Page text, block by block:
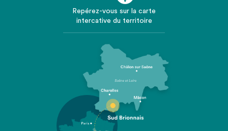
Repérez-vous sur la carte
intercative du territoire